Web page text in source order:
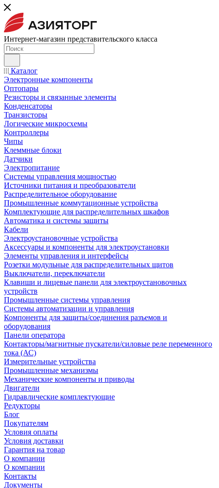
Интернет-магазин представительского класса
Каталог
Электронные компоненты
Оптопары
Резисторы и связанные элементы
Конденсаторы
Транзисторы
Логические микросхемы
Контроллеры
Чипы
Клеммные блоки
Датчики
Электропитание
Системы управления мощностью
Источники питания и преобразователи
Распределительное оборудование
Промышленные коммутационные устройства
Комплектующие для распределительных шкафов
Автоматика и системы защиты
Кабели
Электроустановочные устройства
Аксессуары и компоненты для электроустановки
Элементы управления и интерфейсы
Розетки модульные для распределительных щитов
Выключатели, переключатели
Клавиши и лицевые панели для электроустановочных
устройств
Промышленные системы управления
Системы автоматизации и управления
Компоненты для защиты/соединения разъемов и
оборудования
Панели оператора
Контакторы/магнитные пускатели/силовые реле переменного
тока (АС)
Измерительные устройства
Промышленные механизмы
Механические компоненты и приводы
Двигатели
Гидравлические комплектующие
Редукторы
Блог
Покупателям
Условия оплаты
Условия доставки
Гарантия на товар
О компании
О компании
Контакты
Документы